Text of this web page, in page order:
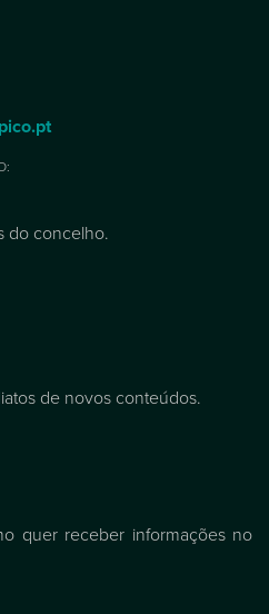
do concelho.
de novos conteúdos.
quer receber informações no